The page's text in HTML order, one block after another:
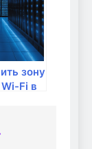
зону
Fi в